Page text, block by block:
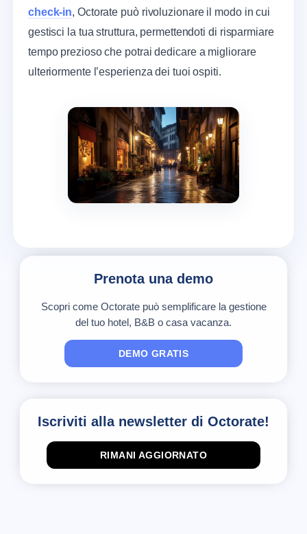
check-in, Octorate può rivoluzionare il modo in cui
gestisci la tua struttura, permettendoti di risparmiare
tempo prezioso che potrai dedicare a migliorare
ulteriormente l’esperienza dei tuoi ospiti.
Prenota una demo
Scopri come Octorate può semplificare la gestione
del tuo hotel, B&B o casa vacanza.
DEMO GRATIS
Iscriviti alla newsletter di Octorate!
RIMANI AGGIORNATO